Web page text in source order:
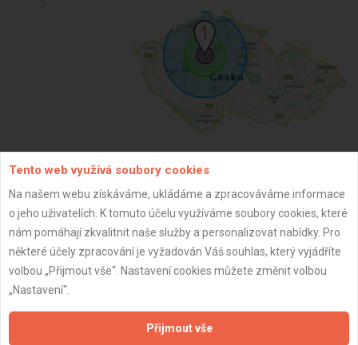
Aktualizováno z portálu ARES dne 01.01.2024 13:00:13
Důležité informace
Tento web využívá soubory cookies
Na našem webu získáváme, ukládáme a zpracováváme informace
o jeho uživatelích. K tomuto účelu využíváme soubory cookies, které
nám pomáhají zkvalitnit naše služby a personalizovat nabídky. Pro
některé účely zpracování je vyžadován Váš souhlas, který vyjádříte
volbou „Přijmout vše“. Nastavení cookies můžete změnit volbou
„Nastavení“.
Přijmout vše